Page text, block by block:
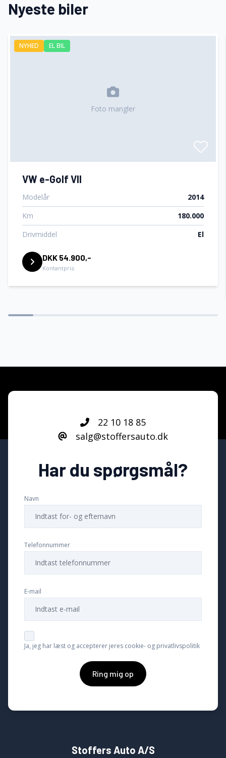
Nyeste biler
NYHED EL BIL
Foto mangler
VW e-Golf VII
Modelår
2014
Km
180.000
Drivmiddel
El
DKK 54.900,-
Kontantpris
22 10 18 85
salg@stoffersauto.dk
Har du spørgsmål?
Navn
Telefonnummer
E-mail
Ja, jeg har læst og accepterer jeres cookie- og privatlivspolitik
Ring mig op
Stoffers Auto A/S